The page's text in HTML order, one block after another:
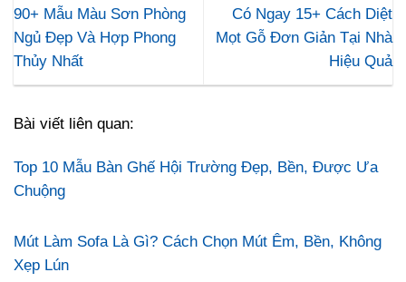
90+ Mẫu Màu Sơn Phòng
Ngủ Đẹp Và Hợp Phong
Thủy Nhất
Có Ngay 15+ Cách Diệt
Mọt Gỗ Đơn Giản Tại Nhà
Hiệu Quả
Bài viết liên quan:
Top 10 Mẫu Bàn Ghế Hội Trường Đẹp, Bền, Được Ưa
Chuộng
Mút Làm Sofa Là Gì? Cách Chọn Mút Êm, Bền, Không
Xẹp Lún